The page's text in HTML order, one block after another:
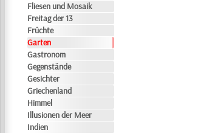
Fliesen und Mosaik
Freitag der 13
Früchte
Garten
Gastronom
Gegenstände
Gesichter
Griechenland
Himmel
Illusionen der Meer
Indien